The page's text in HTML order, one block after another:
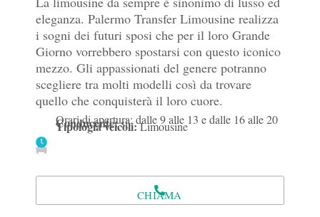
eleganza. Palermo Transfer Limousine realizza
i sogni dei futuri sposi che per il loro Grande
Giorno vorrebbero spostarsi con questo iconico
mezzo. Gli appassionati del genere potranno
scegliere tra molti modelli così da trovare
quello che conquisterà il loro cuore.
Conducente:si
Tipologia veicoli:Limousine
Orari di apertura: dalle 9 alle 13 e dalle 16 alle 20
CHIAMA